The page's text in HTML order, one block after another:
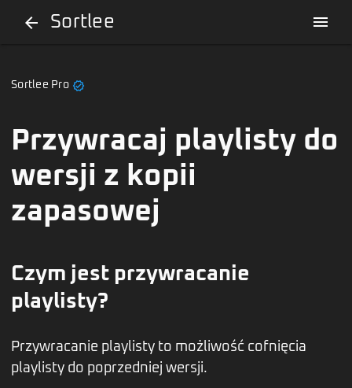
arrow_back Sortlee menu
Sortlee Pro verified
Przywracaj playlisty do
wersji z kopii
zapasowej
Czym jest przywracanie
playlisty?
Przywracanie playlisty to możliwość cofnięcia
playlisty do poprzedniej wersji.